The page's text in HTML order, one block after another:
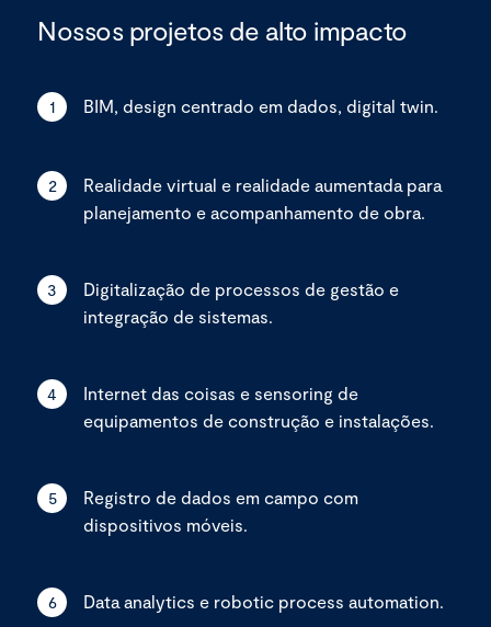
Nossos projetos de alto impacto
1 BIM, design centrado em dados, digital twin.
2
Realidade virtual e realidade aumentada para
planejamento e acompanhamento de obra.
3
Digitalização de processos de gestão e
integração de sistemas.
4
Internet das coisas e sensoring de
equipamentos de construção e instalações.
5
Registro de dados em campo com
dispositivos móveis.
6 Data analytics e robotic process automation.